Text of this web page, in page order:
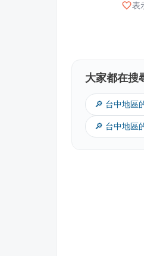
表
大家都在搜
🔎 台中地區
🔎 台中地區